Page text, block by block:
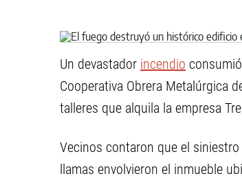
Un devastador incendio
Cooperativa Obrera Metalúrgica
talleres que alquila la empresa
Vecinos contaron que el
llamas envolvieron el inmueble